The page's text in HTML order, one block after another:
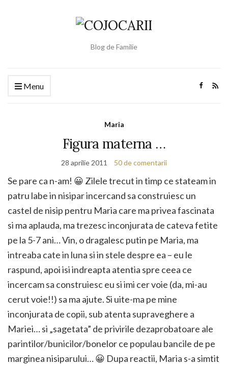
Blog de Familie
Menu
Maria
Figura materna …
28 aprilie 2011 50 de comentarii
Se pare ca n-am! 😀 Zilele trecut in timp ce stateam in
patru labe in nisipar incercand sa construiesc un
castel de nisip pentru Maria care ma privea fascinata
si ma aplauda, ma trezesc inconjurata de cateva fetite
pe la 5-7 ani… Vin, o dragalesc putin pe Maria, ma
intreaba cate in luna si in stele despre ea – eu le
raspund, apoi isi indreapta atentia spre ceea ce
incercam sa construiesc eu si imi cer voie (da, mi-au
cerut voie!!) sa ma ajute. Si uite-ma pe mine
inconjurata de copii, sub atenta supraveghere a
Mariei… si „sagetata” de privirile dezaprobatoare ale
parintilor/bunicilor/bonelor ce populau bancile de pe
marginea nisiparului… 😀 Dupa reactii, Maria s-a simtit